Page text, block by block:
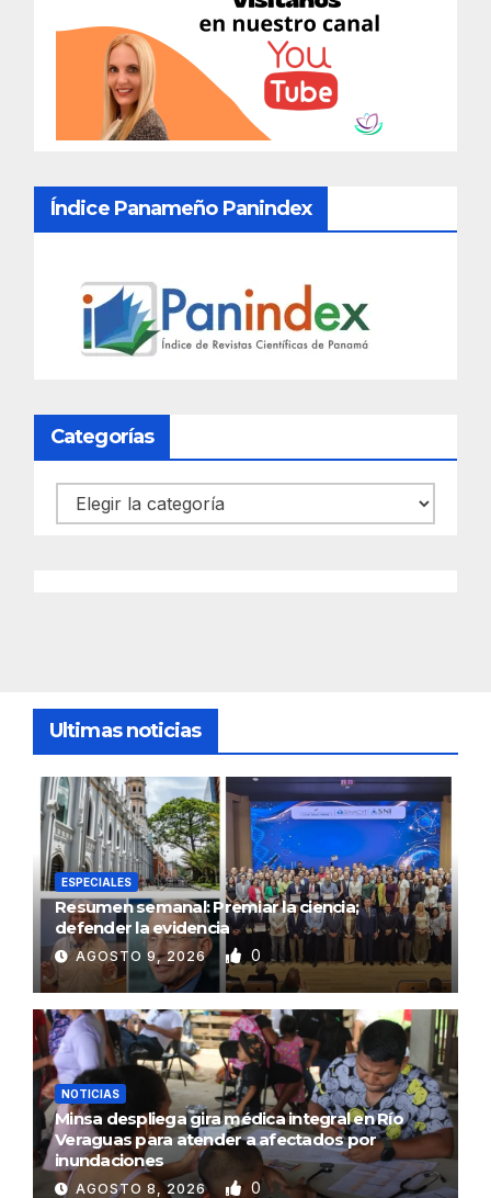
Índice Panameño Panindex
Categorías
Categorías
Ultimas noticias
ESPECIALES
Resumen semanal: Premiar la ciencia;
defender la evidencia
AGOSTO 9, 2026 0
NOTICIAS
Minsa despliega gira médica integral en Río
Veraguas para atender a afectados por
inundaciones
AGOSTO 8, 2026 0